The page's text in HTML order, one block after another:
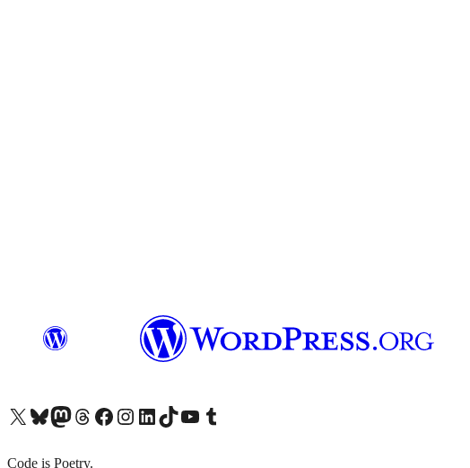
X (旧 Twitter) アカウントへBluesky アカウントへMastodon アカウントへThreads アカウントへ Facebook ページへInstagram アカウントへ LinkedIn アカウントへTikTok アカウントへYouTube チャンネルへ Tumblr アカウントへ
Code is Poetry.